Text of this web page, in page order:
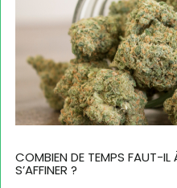
COMBIEN DE TEMPS FAUT-
S’AFFINER ?